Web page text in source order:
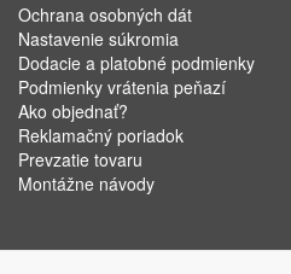
Ochrana osobných dát
Nastavenie súkromia
Dodacie a platobné podmienky
Podmienky vrátenia peňazí
Ako objednať?
Reklamačný poriadok
Prevzatie tovaru
Montážne návody